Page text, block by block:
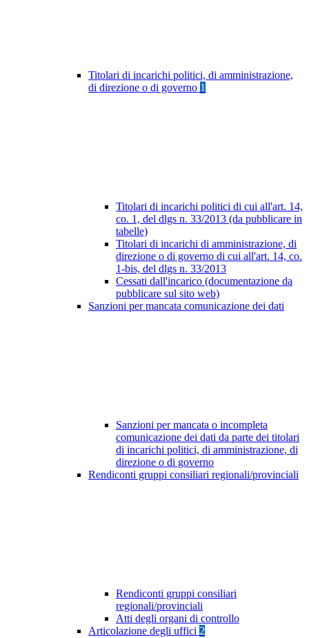
Titolari di incarichi politici, di amministrazione,
di direzione o di governo 1
Titolari di incarichi politici di cui all'art. 14,
co. 1, del dlgs n. 33/2013 (da pubblicare in
tabelle)
Titolari di incarichi di amministrazione, di
direzione o di governo di cui all'art. 14, co.
1-bis, del dlgs n. 33/2013
Cessati dall'incarico (documentazione da
pubblicare sul sito web)
Sanzioni per mancata comunicazione dei dati
Sanzioni per mancata o incompleta
comunicazione dei dati da parte dei titolari
di incarichi politici, di amministrazione, di
direzione o di governo
Rendiconti gruppi consiliari regionali/provinciali
Rendiconti gruppi consiliari
regionali/provinciali
Atti degli organi di controllo
Articolazione degli uffici 2